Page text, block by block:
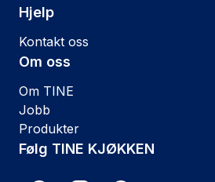
Hjelp
Kontakt oss
Om oss
Om TINE
Jobb
Produkter
Følg TINE KJØKKEN